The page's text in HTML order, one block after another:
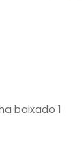
baixado 1